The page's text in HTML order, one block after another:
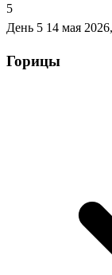
5
День 5 14 мая
Горицы